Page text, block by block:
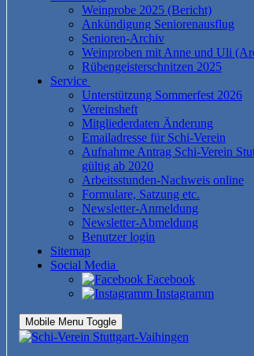
Weinprobe 2025 (Bericht)
Ankündigung Seniorenausflug
Senioren-Archiv
Weinproben mit Anne und Uli
Rübengeisterschnitzen 2025
Service
Unterstützung Sommerfest 2026
Vereinsheft
Mitgliederdaten Änderung
Emailadresse für Schi-Verein
Aufnahme Antrag Schi-Verein
gültig ab 2020
Arbeitsstunden-Nachweis online
Formulare, Satzung etc.
Newsletter-Anmeldung
Newsletter-Abmeldung
Benutzer login
Sitemap
Social Media
Facebook
Instagramm
Mobile Menu Toggle